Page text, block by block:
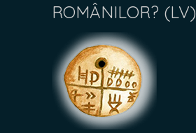
ROMÂNILOR? (LV)